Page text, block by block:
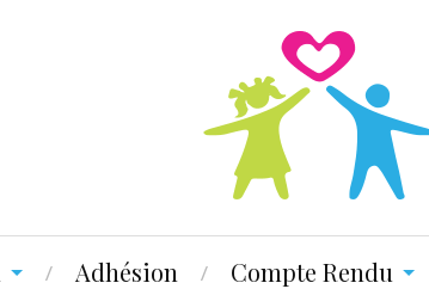
Adhésion Compte Rendu